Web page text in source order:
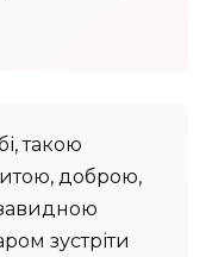
такою
доброю,
зустріти